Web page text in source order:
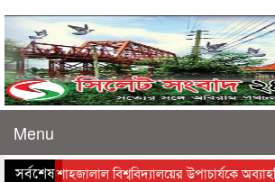
Menu
সর্বশেষশাহজালাল বিশ্ববিদ্যালয়ের উপাচার্যকে অব্যাহতি